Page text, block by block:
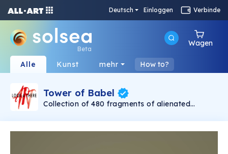
Deutsch Einloggen Verbinde
Beta
Wagen
Alle Kunst mehr How to?
Tower of Babel
Collection of 480 fragments of alienated
Rudolf Reither is an alienation of the original by